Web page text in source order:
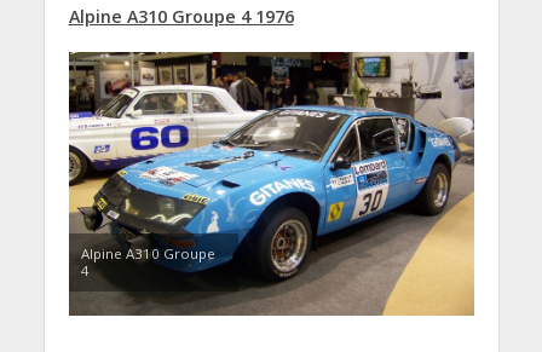
Alpine A310 Groupe 4 1976
Alpine A310 Groupe
4